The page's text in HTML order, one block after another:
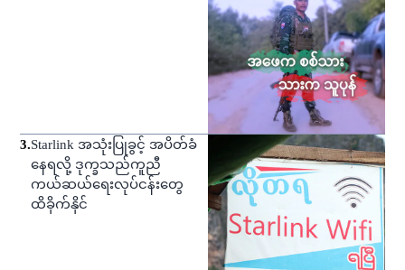
3.Starlink အသုံးပြုခွင့် အပိတ်ခံ
နေရလို့ ဒုက္ခသည်ကူညီ
ကယ်ဆယ်ရေးလုပ်ငန်းတွေ
ထိခိုက်နိုင်